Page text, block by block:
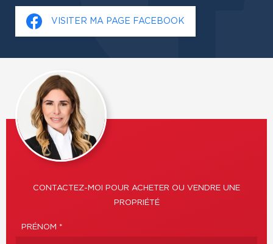
VISITER MA PAGE FACEBOOK
CONTACTEZ-MOI POUR ACHETER OU VENDRE UNE
PROPRIÉTÉ
PRÉNOM *